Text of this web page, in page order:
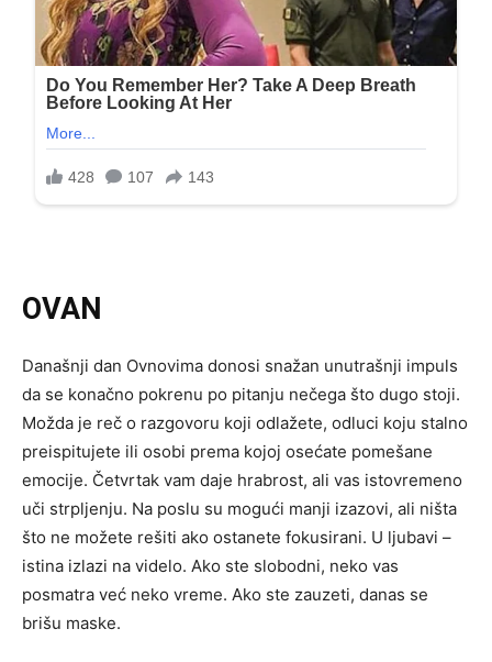
OVAN
Današnji dan Ovnovima donosi snažan unutrašnji impuls
da se konačno pokrenu po pitanju nečega što dugo stoji.
Možda je reč o razgovoru koji odlažete, odluci koju stalno
preispitujete ili osobi prema kojoj osećate pomešane
emocije. Četvrtak vam daje hrabrost, ali vas istovremeno
uči strpljenju. Na poslu su mogući manji izazovi, ali ništa
što ne možete rešiti ako ostanete fokusirani. U ljubavi –
istina izlazi na videlo. Ako ste slobodni, neko vas
posmatra već neko vreme. Ako ste zauzeti, danas se
brišu maske.